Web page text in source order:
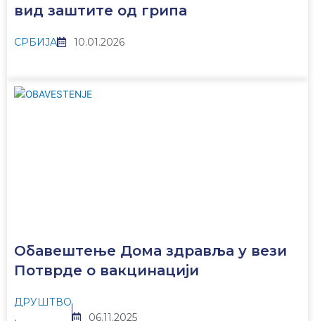
вид заштите од грипа
СРБИЈА 10.01.2026
Обавештење Дома здравља у вези
Потврде о вакцинацији
ДРУШТВО
,
06.11.2025